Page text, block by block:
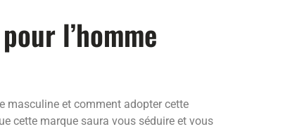
l’homme
masculine et comment adopter cette
cette marque saura vous séduire et vous